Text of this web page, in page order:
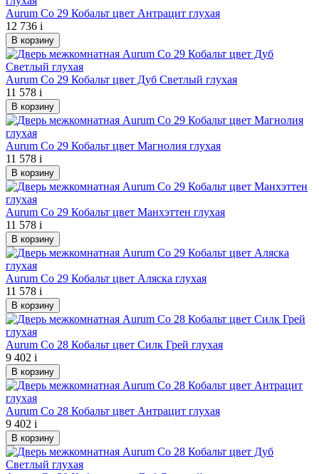
Aurum Co 29 Кобальт цвет Антрацит глухая
12 736 i
В корзину
Aurum Co 29 Кобальт цвет Дуб Светлый глухая
11 578 i
В корзину
Aurum Co 29 Кобальт цвет Магнолия глухая
11 578 i
В корзину
Aurum Co 29 Кобальт цвет Манхэттен глухая
11 578 i
В корзину
Aurum Co 29 Кобальт цвет Аляска глухая
11 578 i
В корзину
Aurum Co 28 Кобальт цвет Силк Грей глухая
9 402 i
В корзину
Aurum Co 28 Кобальт цвет Антрацит глухая
9 402 i
В корзину